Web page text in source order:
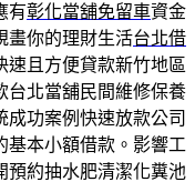
有彰化當舖免留車資金
畫你的理財生活台北借
速且方便貸款新竹地區
台北當舖民間維修保養
成功案例快速放款公司
基本小額借款。影響工
預約抽水肥清潔化糞池